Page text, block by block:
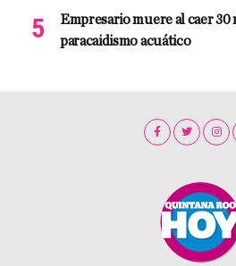
Empresario muere al caer
paracaidismo acuático